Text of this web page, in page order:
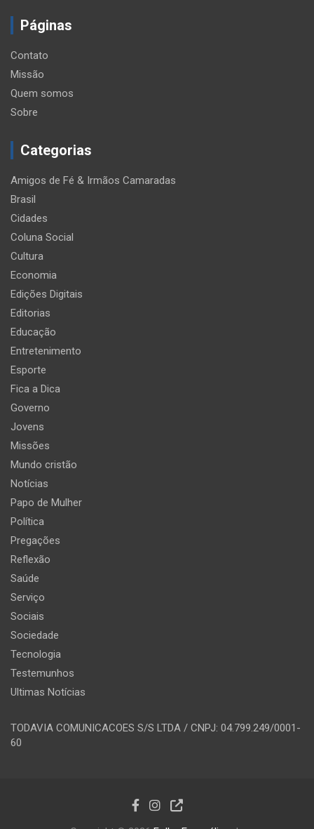
Páginas
Contato
Missão
Quem somos
Sobre
Categorias
Amigos de Fé & Irmãos Camaradas
Brasil
Cidades
Coluna Social
Cultura
Economia
Edições Digitais
Editorias
Educação
Entretenimento
Esporte
Fica a Dica
Governo
Jovens
Missões
Mundo cristão
Notícias
Papo de Mulher
Política
Pregações
Reflexão
Saúde
Serviço
Sociais
Sociedade
Tecnologia
Testemunhos
Ultimas Notícias
TODAVIA COMUNICACOES S/S LTDA / CNPJ: 04.799.249/0001-
60